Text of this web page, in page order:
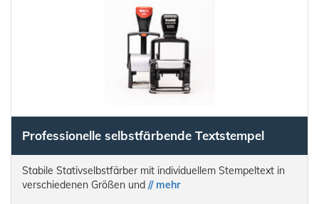
Professionelle selbstfärbende Textstempel
Stabile Stativselbstfärber mit individuellem Stempeltext in
verschiedenen Größen und // mehr